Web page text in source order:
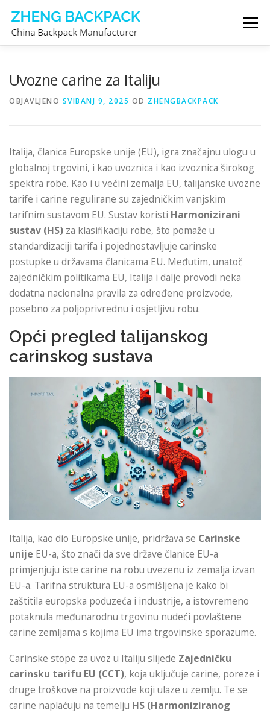
sadržaj
Uvozne carine za Italiju
OBJAVLJENO SVIBANJ 9, 2025 OD ZHENGBACKPACK
Italija, članica Europske unije (EU), igra značajnu ulogu u
globalnoj trgovini, i kao uvoznica i kao izvoznica širokog
spektra robe. Kao i u većini zemalja EU, talijanske uvozne
tarife i carine regulirane su zajedničkim vanjskim
tarifnim sustavom EU. Sustav koristi Harmonizirani
sustav (HS) za klasifikaciju robe, što pomaže u
standardizaciji tarifa i pojednostavljuje carinske
postupke u državama članicama EU. Međutim, unatoč
zajedničkim politikama EU, Italija i dalje provodi neka
dodatna nacionalna pravila za određene proizvode,
posebno za poljoprivrednu i osjetljivu robu.
Opći pregled talijanskog
carinskog sustava
Italija, kao dio Europske unije, pridržava se Carinske
unije EU-a, što znači da sve države članice EU-a
primjenjuju iste carine na robu uvezenu iz zemalja izvan
EU-a. Tarifna struktura EU-a osmišljena je kako bi
zaštitila europska poduzeća i industrije, a istovremeno
potaknula međunarodnu trgovinu nudeći povlaštene
carine zemljama s kojima EU ima trgovinske sporazume.
Carinske stope za uvoz u Italiju slijede Zajedničku
carinsku tarifu EU (CCT), koja uključuje carine, poreze i
druge troškove na proizvode koji ulaze u zemlju. Te se
carine naplaćuju na temelju HS (Harmoniziranog